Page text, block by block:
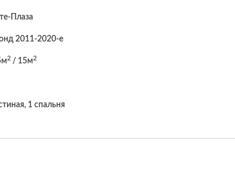
Плаза
2011-2020-е
2/ 15м2
1 спальня